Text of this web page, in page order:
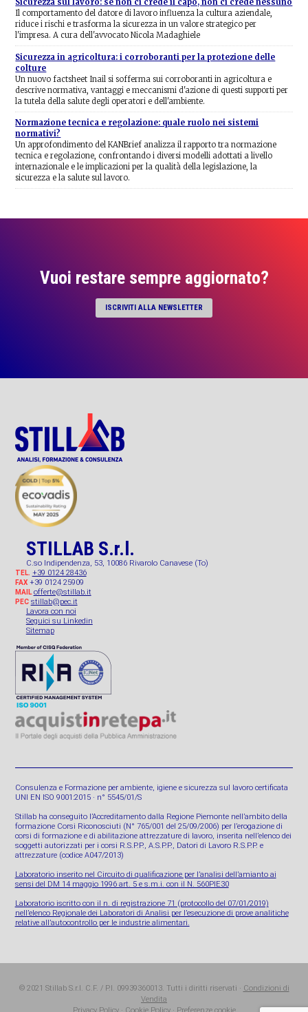
Sicurezza sul lavoro: se non ci crede il capo, non ci crede nessuno
Il comportamento del datore di lavoro influenza la cultura aziendale,
riduce i rischi e trasforma la sicurezza in un valore strategico per
l'impresa. A cura dell'avvocato Nicola Madaghiele
Sicurezza in agricoltura: i corroboranti per la protezione delle
colture
Un nuovo factsheet Inail si sofferma sui corroboranti in agricoltura e
descrive normativa, vantaggi e meccanismi d'azione di questi supporti per
la tutela della salute degli operatori e dell'ambiente.
Normazione tecnica e regolazione: quale ruolo nei sistemi
normativi?
Un approfondimento del KANBrief analizza il rapporto tra normazione
tecnica e regolazione, confrontando i diversi modelli adottati a livello
internazionale e le implicazioni per la qualità della legislazione, la
sicurezza e la salute sul lavoro.
Vuoi restare sempre aggiornato?
ISCRIVITI ALLA NEWSLETTER
STILLAB S.r.l.
C.so Indipendenza, 53, 10086 Rivarolo Canavese (To)
TEL. +39 0124 28436
FAX+39 0124 25909
MAIL offerte@stillab.it
PEC stillab@pec.it
Lavora con noi
Seguici su Linkedin
Sitemap
Consulenza e Formazione per ambiente, igiene e sicurezza sul lavoro certificata
UNI EN ISO 9001:2015 · n° 5545/01/S
Stillab ha conseguito l’Accreditamento dalla Regione Piemonte nell’ambito della
formazione Corsi Riconosciuti (N° 765/001 del 25/09/2006) per l’erogazione di
corsi di formazione e di abilitazione attrezzature di lavoro, inserita nell’elenco dei
soggetti autorizzati per i corsi R.S.P.P., A.S.P.P., Datori di Lavoro R.S.P.P. e
attrezzature (codice A047/2013)
Laboratorio inserito nel Circuito di qualificazione per l’analisi dell’amianto ai
sensi del DM 14 maggio 1996 art. 5 e s.m.i. con il N. 560PIE30
Laboratorio iscritto con il n. di registrazione 71 (protocollo del 07/01/2019)
nell’elenco Regionale dei Laboratori di Analisi per l’esecuzione di prove analitiche
relative all’autocontrollo per le industrie alimentari.
© 2021 Stillab S.r.l. C.F. / P.I. 09939360013. Tutti i diritti riservati · Condizioni di
Vendita
Privacy Policy· Cookie Policy· Preferenze cookie